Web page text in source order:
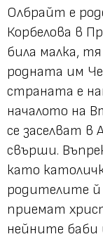
Олбрайт е
Корбелова в
била малка,
родната им
страната е
началото на
се заселват в
свърши.
като
родителите й
приемат
нейните баби